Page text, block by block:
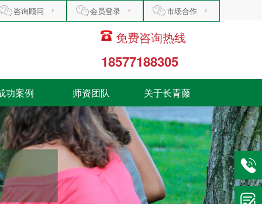
市场合作
会员登录
咨询顾问
免费咨询热线
18577188305
功案例 师资团队 关于长青藤